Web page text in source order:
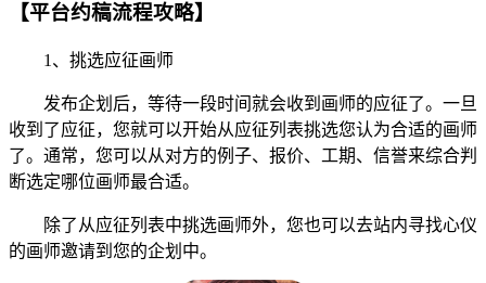
【平台约稿流程攻略】
1、挑选应征画师
发布企划后，等待一段时间就会收到画师的应征了。一旦
收到了应征，您就可以开始从应征列表挑选您认为合适的画师
了。通常，您可以从对方的例子、报价、工期、信誉来综合判
断选定哪位画师最合适。
除了从应征列表中挑选画师外，您也可以去站内寻找心仪
的画师邀请到您的企划中。